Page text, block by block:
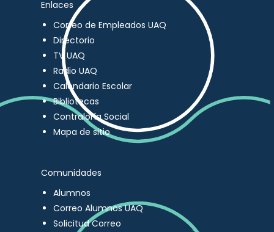
Enlaces
Correo de Empleados UAQ
Directorio
TV UAQ
Radio UAQ
Calendario Escolar
Bibliotecas
Contraloría Social
Mapa de sitio
Comunidades
Alumnos
Correo Alumnos UAQ
Solicitud Correo